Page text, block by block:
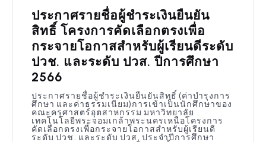
ประกาศรายชื่อผู้ชำระเงินยืนยัน
สิทธิ์ โครงการคัดเลือกตรงเพื่อ
กระจายโอกาสสำหรับผู้เรียนดีระดับ
ปวช. และระดับ ปวส. ปีการศึกษา
2566
ประกาศรายชื่อผู้ชำระเงินยืนยันสิทธิ์ (ค่าบำรุงการ
ศึกษา และค่าธรรมเนียม)การเข้าเป็นนักศึกษาของ
คณะครุศาสตร์อุตสาหกรรม มหาวิทยาลัย
เทคโนโลยีพระจอมเกล้าพระนครเหนือโครงการ
คัดเลือกตรงเพื่อกระจายโอกาสสำหรับผู้เรียนดี
ระดับ ปวช. และระดับ ปวส. ประจำปีการศึกษา